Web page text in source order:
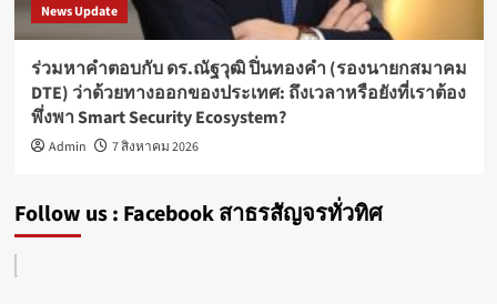
News Update
ร่วมหาคำตอบกับ ดร.ณัฐวุฒิ ปิ่นทองคำ (รองนายกสมาคม
DTE) ว่าด้วยทางออกของประเทศ: ถึงเวลาหรือยังที่เราต้อง
พึ่งพา Smart Security Ecosystem?
Admin 7 สิงหาคม 2026
Follow us : Facebook สาธรสัญจรทั่วทิศ